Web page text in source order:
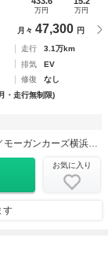
万円 万円
月々 47,300 円
走行
3.1万km
排気
EV
修復
なし
・走行無制限)
お気に入り
す